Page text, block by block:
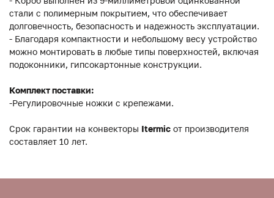
стали с полимерным покрытием, что обеспечивает
долговечность, безопасность и надежность эксплуатации.
- Благодаря компактности и небольшому весу устройство
можно монтировать в любые типы поверхностей, включая
подоконники, гипсокартонные конструкции.
Комплект поставки:
-Регулировочные ножки с крепежами.
Срок гарантии на конвекторы Itermic от производителя
составляет 10 лет.